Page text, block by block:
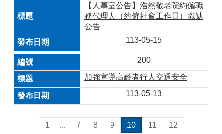
【人事室公告】浩然敬老院約僱職
務代理人（約僱社會工作員）職缺
公告
113-05-15
200
加強宣導高齡者行人交通安全
113-05-13
1 ... 7 8 9 10 11 12